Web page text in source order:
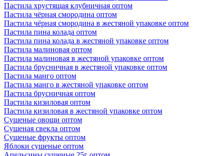
Пастила хрустящая клубничная оптом
Пастила чёрная смородина оптом
Пастила чёрная смородина в жестяной упаковке оптом
Пастила пина колада оптом
Пастила пина колада в жестяной упаковке оптом
Пастила малиновая оптом
Пастила малиновая в жестяной упаковке оптом
Пастила брусничная в жестяной упаковке оптом
Пастила манго оптом
Пастила манго в жестяной упаковке оптом
Пастила брусничная оптом
Пастила кизиловая оптом
Пастила кизиловая в жестяной упаковке оптом
Сушеные овощи оптом
Сушеная свекла оптом
Сушеные фрукты оптом
Яблоки сушеные оптом